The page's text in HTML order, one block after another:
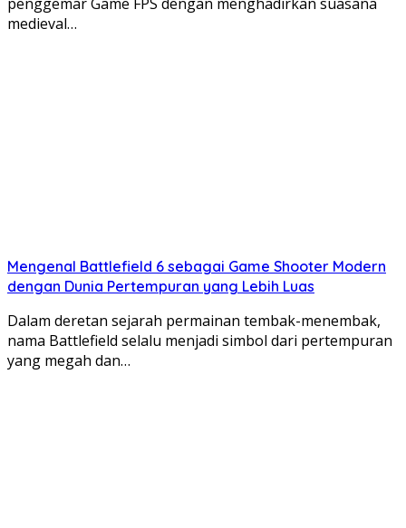
medieval…
Mengenal Battlefield 6 sebagai Game Shooter Modern
dengan Dunia Pertempuran yang Lebih Luas
Dalam deretan sejarah permainan tembak-menembak,
nama Battlefield selalu menjadi simbol dari pertempuran
yang megah dan…